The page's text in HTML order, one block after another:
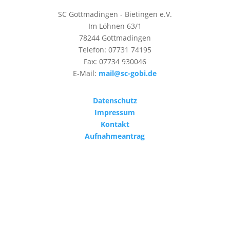
SC Gottmadingen - Bietingen e.V.
Im Löhnen 63/1
78244 Gottmadingen
Telefon: 07731 74195
Fax: 07734 930046
E-Mail: mail@sc-gobi.de
Datenschutz
Impressum
Kontakt
Aufnahmeantrag